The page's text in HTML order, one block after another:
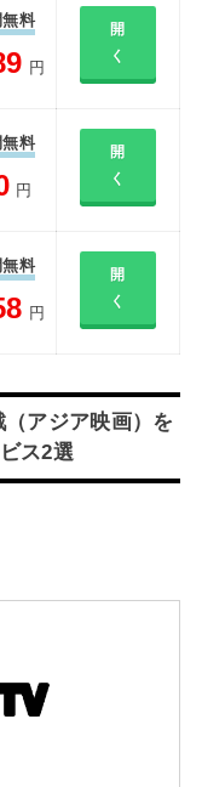
料
円
開
く
料
円
開
く
料
円
開
く
アジア映画）を
ス2選